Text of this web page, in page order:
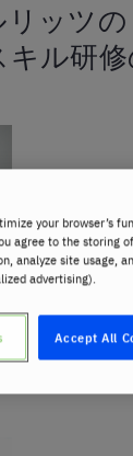
ッツの
キル研
現場で
インプッ
トを繰り
語から使える
your browser’s
agree to the storing
analyze site usage,
advertising).
Accept All